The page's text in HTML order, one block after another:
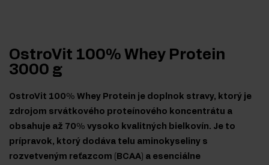
OstroVit 100% Whey Protein
3000 g
OstroVit 100% Whey Protein je doplnok stravy, ktorý je
zdrojom srvátkového proteínového koncentrátu a
obsahuje až 70% vysoko kvalitných bielkovín. Je to
prípravok, ktorý dodáva telu aminokyseliny s
rozvetveným reťazcom (BCAA) a esenciálne